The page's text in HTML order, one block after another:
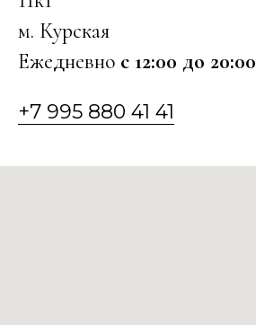
м. Курская
Ежедневно с 12:00 до 20:00
+7 995 880 41 41